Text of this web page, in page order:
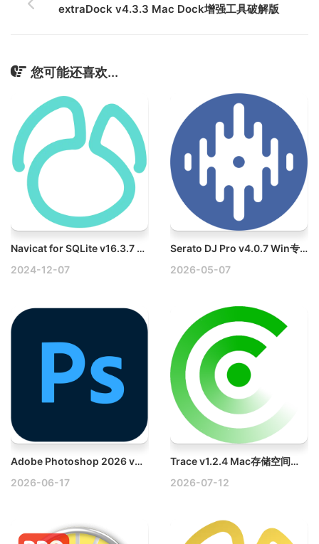
extraDock v4.3.3 Mac Dock增强工具破解版
您可能还喜欢...
Navicat for SQLite v16.3.7 Mac SQLite数据库管理和开发工具
2024-12-07
Serato DJ Pro v4.0.7 Win专业数字DJ软件破解版
2026-05-07
Adobe Photoshop 2026 v27.7 Win多语言破解版下载
2026-06-17
Trace v1.2.4 Mac存储空间分析与应用卸载工具破解版
2026-07-12